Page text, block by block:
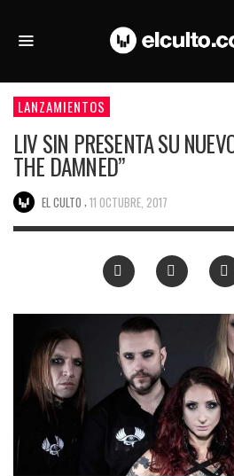
LANZAMIENTOS
LIV SIN PRESENTA SU
THE DAMNED”
EL CULTO 11 OCTUBRE, 2017